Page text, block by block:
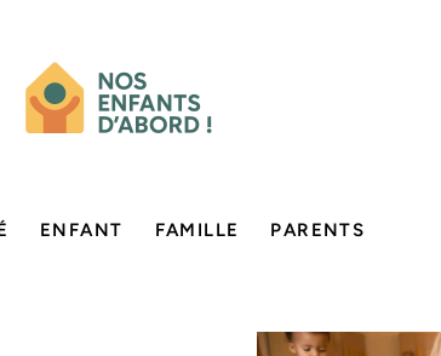
ENFANT FAMILLE PARENTS